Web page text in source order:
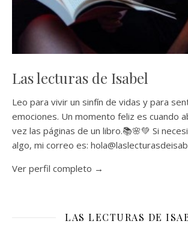
Las lecturas de Isabel
Leo para vivir un sinfín de vidas y para
emociones. Un momento feliz es cuando
vez las páginas de un libro.📚🌸💚 Si
algo, mi correo es:
Ver perfil completo →
LAS LECTURAS DE